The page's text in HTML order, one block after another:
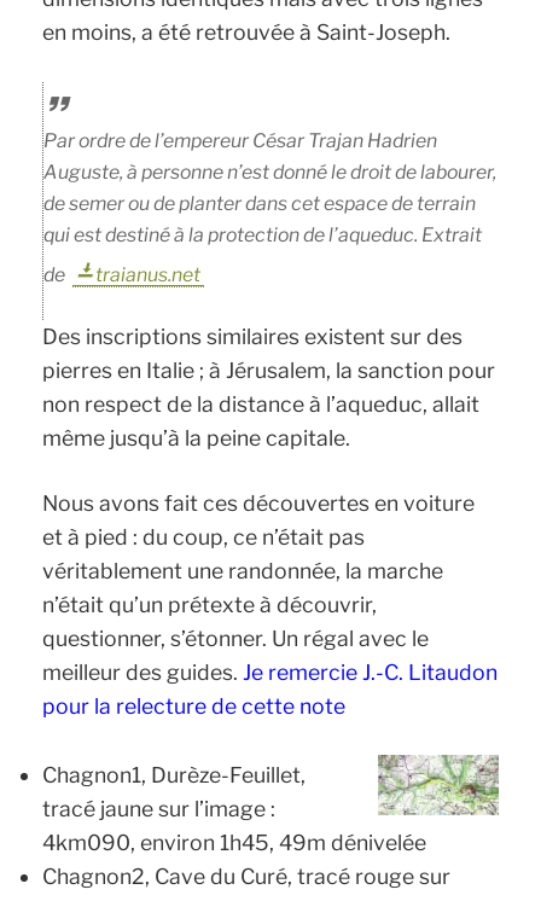
en moins, a été retrouvée à Saint-Joseph.
Par ordre de l’empereur César Trajan Hadrien
Auguste, à personne n’est donné le droit de labourer,
de semer ou de planter dans cet espace de terrain
qui est destiné à la protection de l’aqueduc. Extrait
de
traianus.net
Des inscriptions similaires existent sur des
pierres en Italie ; à Jérusalem, la sanction pour
non respect de la distance à l’aqueduc, allait
même jusqu’à la peine capitale.
Nous avons fait ces découvertes en voiture
et à pied : du coup, ce n’était pas
véritablement une randonnée, la marche
n’était qu’un prétexte à découvrir,
questionner, s’étonner. Un régal avec le
meilleur des guides. Je remercie J.-C. Litaudon
pour la relecture de cette note
Chagnon1, Durèze-Feuillet,
tracé jaune sur l’image :
4km090, environ 1h45, 49m dénivelée
Chagnon2, Cave du Curé, tracé rouge sur